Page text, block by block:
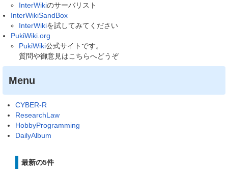
InterWikiのサーバリスト
InterWikiSandBox
InterWikiを試してみてください
PukiWiki.org
PukiWiki公式サイトです。
質問や御意見はこちらへどうぞ
Menu
CYBER-R
ResearchLaw
HobbyProgramming
DailyAlbum
最新の5件